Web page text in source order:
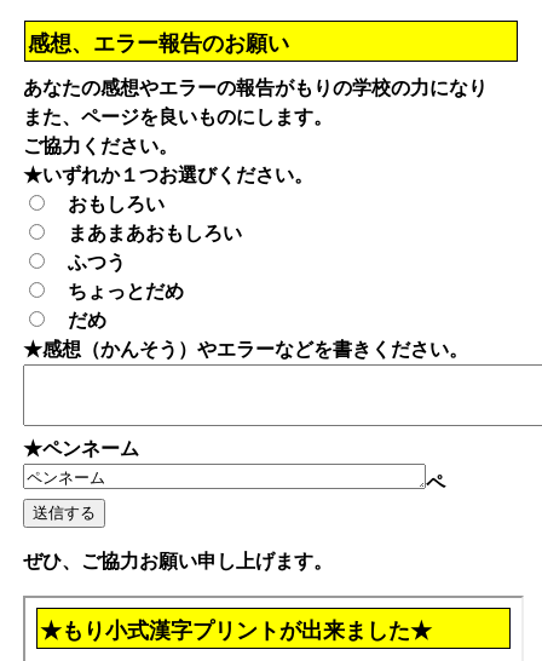
感想、エラー報告のお願い
あなたの感想やエラーの報告がもりの学校の力になり
また、ページを良いものにします。
ご協力ください。
★いずれか１つお選びください。
おもしろい
まあまあおもしろい
ふつう
ちょっとだめ
だめ
★感想（かんそう）やエラーなどを書きください。
★ペンネーム
ペ
ぜひ、ご協力お願い申し上げます。